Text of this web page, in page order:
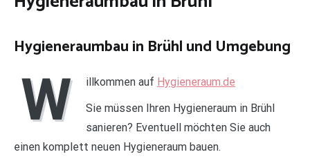
Hygieneraumbau in Brühl und Umgebung
W illkommen auf Hygieneraum.de
Sie müssen Ihren Hygieneraum in Brühl
sanieren? Eventuell möchten Sie auch
einen komplett neuen Hygieneraum bauen.